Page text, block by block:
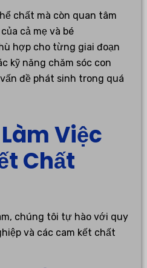
chất mà còn quan tâm
cả mẹ và bé
hợp cho từng giai đoạn
kỹ năng chăm sóc con
đề phát sinh trong quá
Việc
Chất
chúng tôi tự hào với quy
và các cam kết chất